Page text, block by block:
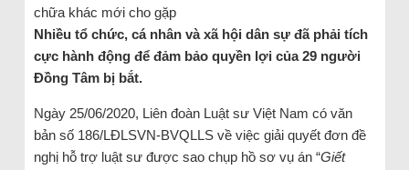
chữa khác mới cho gặp
Nhiều tổ chức, cá nhân và xã hội dân sự đã phải tích
cực hành động để đảm bảo quyền lợi của 29 người
Đồng Tâm bị bắt.
Ngày 25/06/2020, Liên đoàn Luật sư Việt Nam có văn
bản số 186/LĐLSVN-BVQLLS về việc giải quyết đơn đề
nghị hỗ trợ luật sư được sao chụp hồ sơ vụ án “Giết